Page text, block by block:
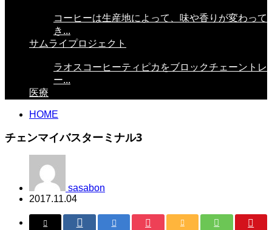
コーヒーは生産地によって、味や香りが変わって
き...
サムライプロジェクト
ラオスコーヒーティピカをブロックチェーントレ
ー...
医療
HOME
チェンマイバスターミナル3
sasabon
2017.11.04